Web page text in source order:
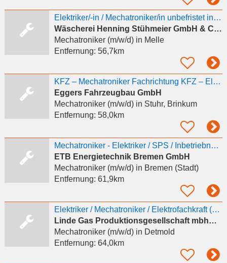
Elektriker/-in / Mechatroniker/in unbefristet in Vollzeit
Wäscherei Henning Stühmeier GmbH & Co. KG
Mechatroniker (m/w/d)in Melle
Entfernung: 56,7km
KFZ – Mechatroniker Fachrichtung KFZ – Elektrik (m/w/d)
Eggers Fahrzeugbau GmbH
Mechatroniker (m/w/d)in Stuhr, Brinkum
Entfernung: 58,0km
Mechatroniker - Elektriker / SPS / Inbetriebnahme (m/w/d)
ETB Energietechnik Bremen GmbH
Mechatroniker (m/w/d)in Bremen (Stadt)
Entfernung: 61,9km
Elektriker / Mechatroniker / Elektrofachkraft (m/w/d) in Herste
Linde Gas Produktionsgesellschaft mbh&Co. KG
Mechatroniker (m/w/d)in Detmold
Entfernung: 64,0km